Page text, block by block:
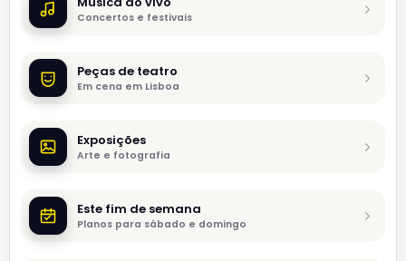
Concertos e festivais
Peças de teatro
Em cena em Lisboa
Exposições
Arte e fotografia
Este fim de semana
Planos para sábado e domingo